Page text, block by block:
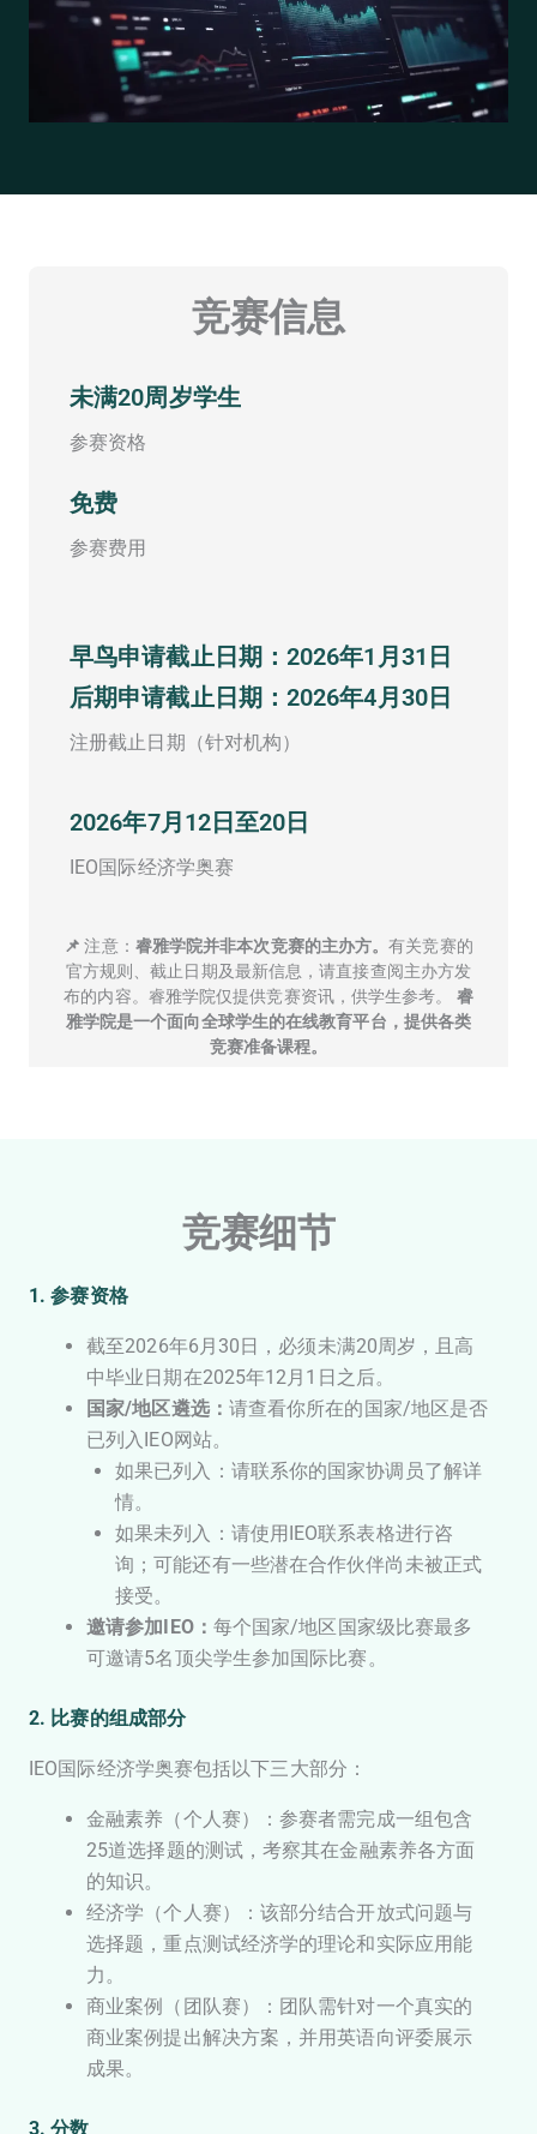
竞赛信息
未满20周岁学生
参赛资格
免费
参赛费用
早鸟申请截止日期：2026年1月31日
后期申请截止日期：2026年4月30日
注册截止日期（针对机构）
2026年7月12日至20日
IEO国际经济学奥赛
📌 注意： 睿雅学院并非本次竞赛的主办方。有关竞赛的
官方规则、截止日期及最新信息，请直接查阅主办方发
布的内容。睿雅学院仅提供竞赛资讯，供学生参考。 睿
雅学院是一个面向全球学生的在线教育平台，提供各类
竞赛准备课程。
竞赛细节
1. 参赛资格
截至2026年6月30日，必须未满20周岁，且高
中毕业日期在2025年12月1日之后。
国家/地区遴选： 请查看你所在的国家/地区是否
已列入IEO网站。
如果已列入：请联系你的国家协调员了解详
情。
如果未列入：请使用IEO联系表格进行咨
询；可能还有一些潜在合作伙伴尚未被正式
接受。
邀请参加IEO： 每个国家/地区国家级比赛最多
可邀请5名顶尖学生参加国际比赛。
2. 比赛的组成部分
IEO国际经济学奥赛包括以下三大部分：
金融素养（个人赛）：参赛者需完成一组包含
25道选择题的测试，考察其在金融素养各方面
的知识。
经济学（个人赛）：该部分结合开放式问题与
选择题，重点测试经济学的理论和实际应用能
力。
商业案例（团队赛）：团队需针对一个真实的
商业案例提出解决方案，并用英语向评委展示
成果。
3. 分数